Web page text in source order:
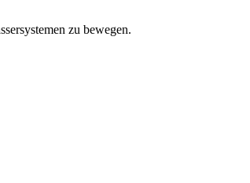
zu bewegen.